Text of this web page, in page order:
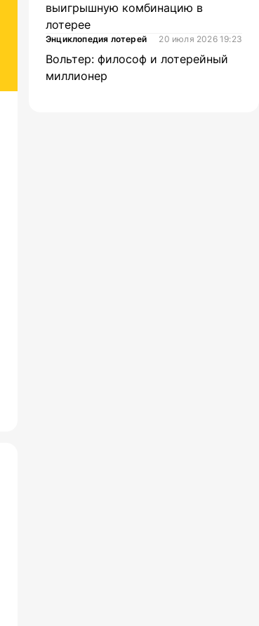
выигрышную комбинацию в
лотерее
Энциклопедия лотерей 20 июля 2026 19:23
Вольтер: философ и лотерейный
миллионер